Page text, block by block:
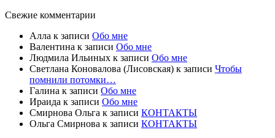
Свежие комментарии
Алла к записи Обо мне
Валентина к записи Обо мне
Людмила Ильиных к записи Обо мне
Светлана Коновалова (Лисовская) к записи Чтобы
помнили потомки…
Галина к записи Обо мне
Ираида к записи Обо мне
Смирнова Ольга к записи КОНТАКТЫ
Ольга Смирнова к записи КОНТАКТЫ